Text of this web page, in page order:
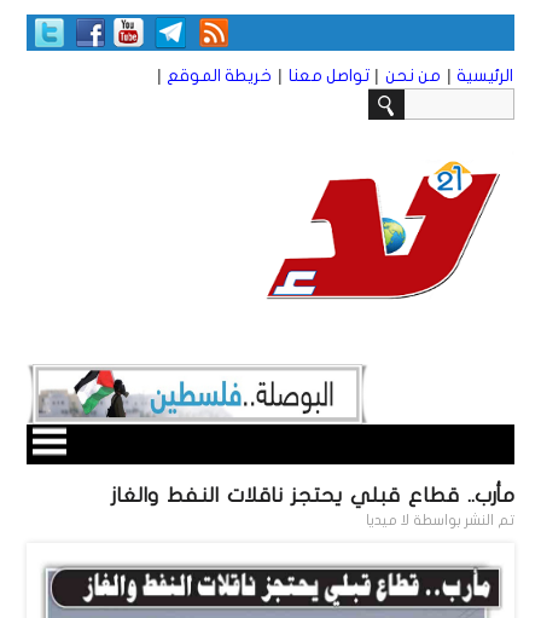
الرئيسية | من نحن | تواصل معنا | خريطة الموقع |
مأرب.. قطاع قبلي يحتجز ناقلات النفط والغاز
تم النشر بواسطة لا ميديا